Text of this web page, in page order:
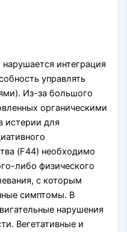
интеграция
управлять
Из-за большого
органическими
истерии для
(F44) необходимо
либо физического
с которым
симптомы. В
нарушения
Вегетативные и